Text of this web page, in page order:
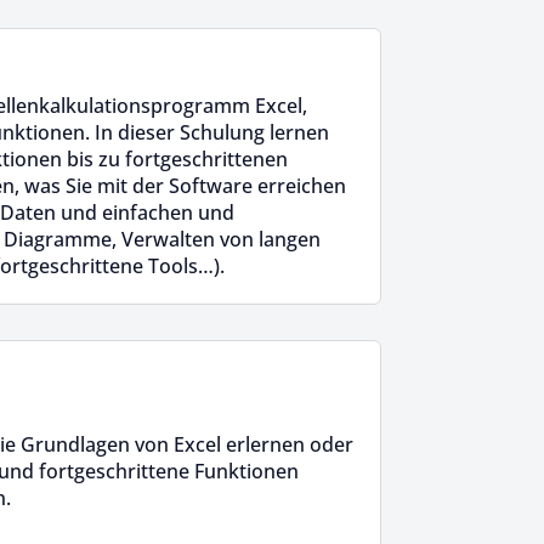
Excel,
In dieser Schulung lernen
bis zu fortgeschrittenen
was Sie mit der Software erreichen
und einfachen und
Verwalten von langen
Tools…).
Grundlagen von Excel erlernen oder
fortgeschrittene Funktionen